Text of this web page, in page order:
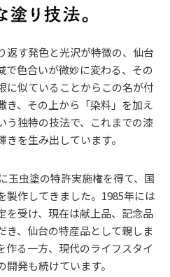
返す発色と光沢が特徴の、仙台
で色合いが微妙に変わる、その
に似ていることからこの名が付
き、その上から「染料」を加え
う独特の技法で、これまでの漆
を生み出しています。
玉虫塗の特許実施権を得て、国
製作してきました。1985年には
を受け、現在は献上品、記念品
き、仙台の特産品として親しま
作る一方、現代のライフスタイ
発も続けています。